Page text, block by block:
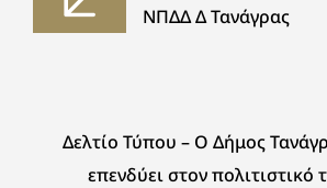
ΝΠΔΔ Δ Τανάγρας
Δελτίο Τύπου – Ο Δήμος
επενδύει στον πολιτιστικό